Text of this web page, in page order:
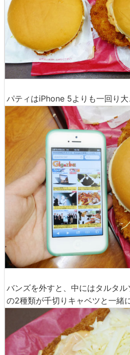
パティはiPhone 5よりも一回り大
バンズを外すと、中にはタルタ
の2種類が千切りキャベツと一緒